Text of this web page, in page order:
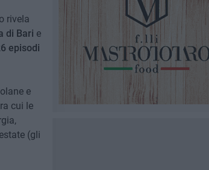
rivela
di Bari e
episodi
e
cui le
(gli